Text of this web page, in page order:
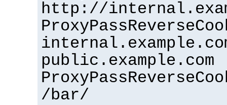
http://
public.example.com
/bar/